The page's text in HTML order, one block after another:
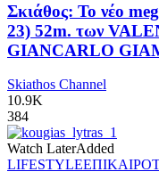
Σκιάθος: Το νέο
23) 52m. των
GIANCARLO
Skiathos Channel
10.9K
384
Watch LaterAdded
LIFESTYLE